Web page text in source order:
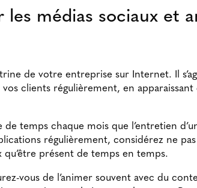
médias sociaux et
de votre entreprise sur Internet. Il
clients régulièrement, en apparaissant
de temps chaque mois que l’entretien
régulièrement, considérez ne
présent de temps en temps.
vous de l’animer souvent avec du